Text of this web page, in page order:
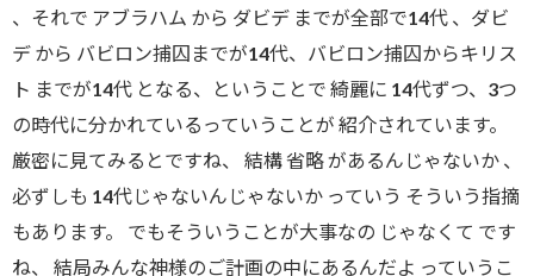
、それで アブラハム から ダビデ までが全部で14代 、ダビ
デ から バビロン捕囚までが14代、バビロン捕囚からキリス
ト までが14代 となる、ということで 綺麗に 14代ずつ、3つ
の時代に分かれているっていうことが 紹介されています。
厳密に見てみるとですね、 結構 省略 があるんじゃないか 、
必ずしも 14代じゃないんじゃないか っていう そういう指摘
もあります。 でもそういうことが大事なの じゃなくて です
ね、 結局みんな神様のご計画の中にあるんだよ っていうこ